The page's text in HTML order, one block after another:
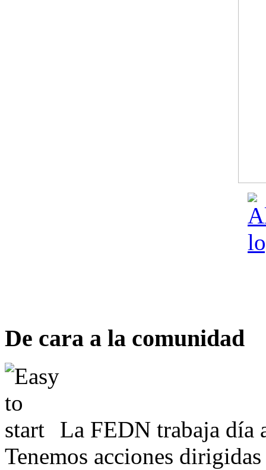
De cara a la comunidad
La FEDN trabaja día
Tenemos acciones